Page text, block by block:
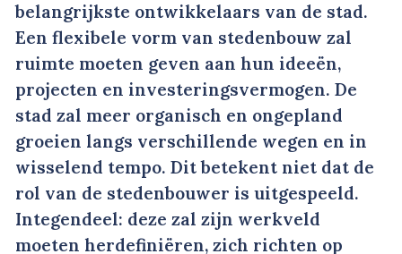
belangrijkste ontwikkelaars van de stad.
Een flexibele vorm van stedenbouw zal
ruimte moeten geven aan hun ideeën,
projecten en investeringsvermogen. De
stad zal meer organisch en ongepland
groeien langs verschillende wegen en in
wisselend tempo. Dit betekent niet dat de
rol van de stedenbouwer is uitgespeeld.
Integendeel: deze zal zijn werkveld
moeten herdefiniëren, zich richten op